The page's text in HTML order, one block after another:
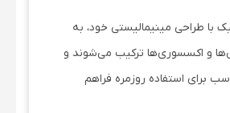
با طراحی مینیمالیستی خود، به
و اکسسوری‌ها ترکیب می‌شوند و
برای استفاده روزمره فراهم